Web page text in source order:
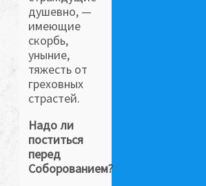
душевно, —
имеющие
скорбь,
уныние,
тяжесть от
греховных
страстей.
Надо ли
поститься
перед
Соборованием?